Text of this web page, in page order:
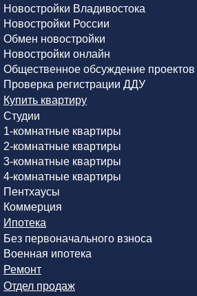
Новостройки Владивостока
Новостройки России
Обмен новостройки
Новостройки онлайн
Общественное обсуждение проектов
Проверка регистрации ДДУ
Купить квартиру
Студии
1-комнатные квартиры
2-комнатные квартиры
3-комнатные квартиры
4-комнатные квартиры
Пентхаусы
Коммерция
Ипотека
Без первоначального взноса
Военная ипотека
Ремонт
Отдел продаж